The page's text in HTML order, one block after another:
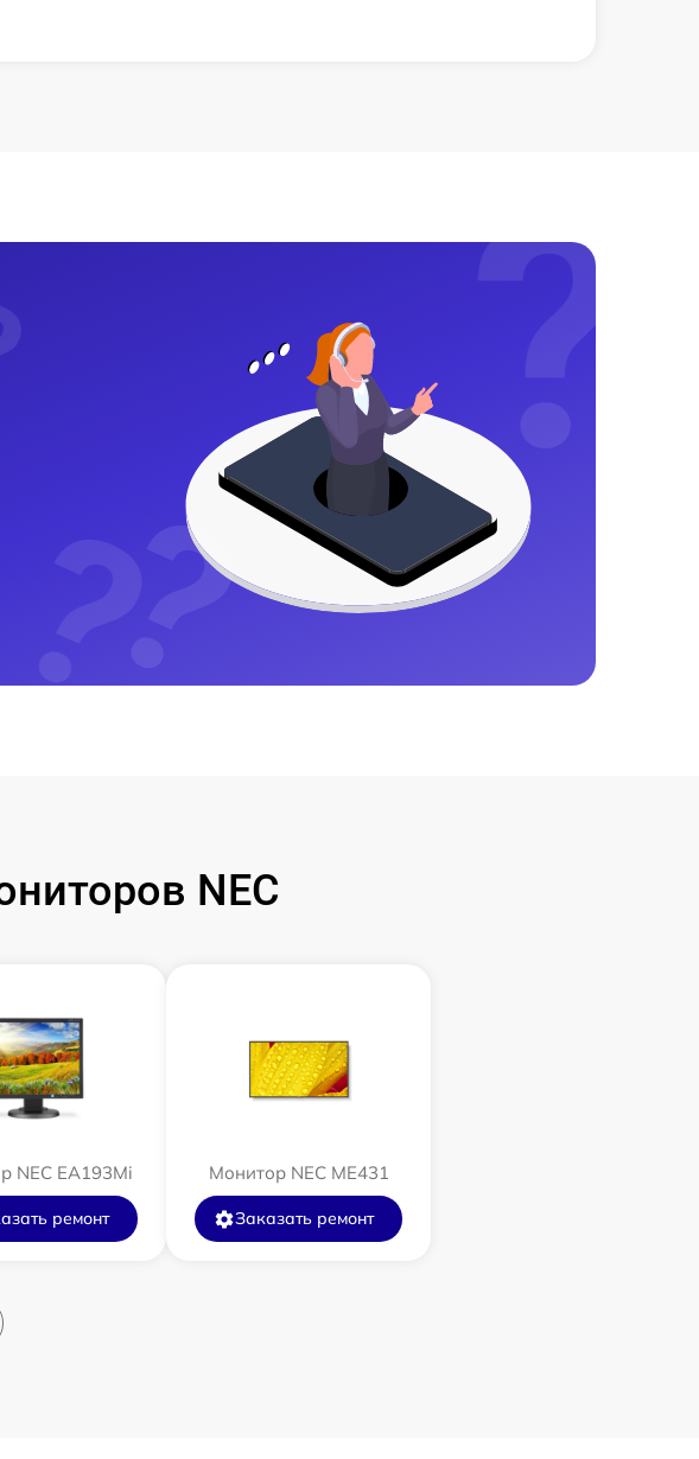
NEC
NEC EA193Mi
ремонт
Монитор NEC ME431
Заказать ремонт